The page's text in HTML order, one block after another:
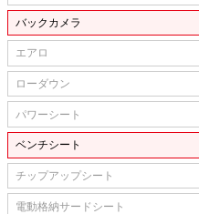
バックカメラ
エアロ
ローダウン
パワーシート
ベンチシート
チップアップシート
電動格納サードシート